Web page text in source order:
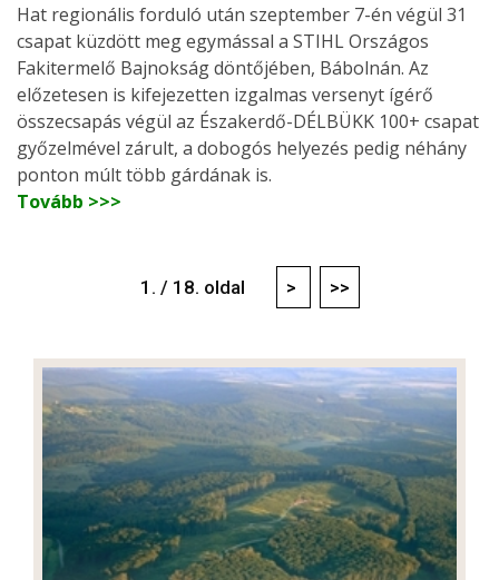
Hat regionális forduló után szeptember 7-én végül 31
csapat küzdött meg egymással a STIHL Országos
Fakitermelő Bajnokság döntőjében, Bábolnán. Az
előzetesen is kifejezetten izgalmas versenyt ígérő
összecsapás végül az Északerdő-DÉLBÜKK 100+ csapat
győzelmével zárult, a dobogós helyezés pedig néhány
ponton múlt több gárdának is.
Tovább >>>
1. / 18. oldal > >>